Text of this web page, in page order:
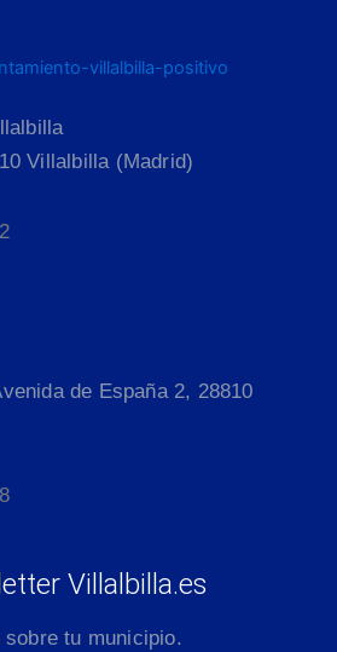
Villalbilla (Madrid)
de España 2, 28810
Villalbilla.es
tu municipio.